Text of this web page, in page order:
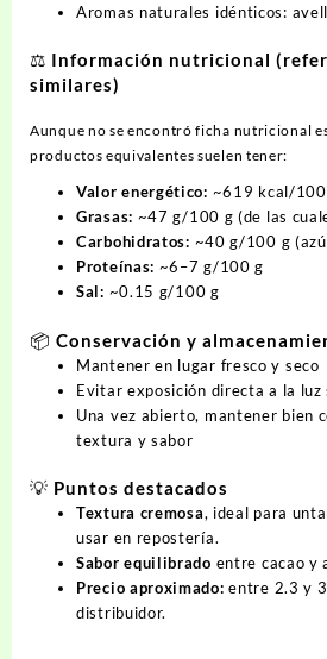
Aromas naturales idénticos:
⚖️ Información nutricional
similares)
Aunque no se encontró ficha nutricional
productos equivalentes suelen tener:
Valor energético: ~619 kcal/
Grasas: ~47 g/100 g (de las
Carbohidratos: ~40 g/100 g
Proteínas: ~6–7 g/100 g
Sal: ~0.15 g/100 g
📦 Conservación y
Mantener en lugar fresco y seco
Evitar exposición directa a la luz
Una vez abierto, mantener bien
textura y sabor
💡 Puntos destacados
Textura cremosa, ideal para
usar en repostería.
Sabor equilibrado entre cacao y
Precio aproximado: entre 2.3 y
distribuidor.